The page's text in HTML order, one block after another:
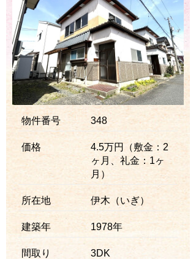
物件番号 348
価格
4.5万円（敷金：2
ヶ月、礼金：1ヶ
月）
所在地 伊木（いぎ）
建築年 1978年
間取り 3DK